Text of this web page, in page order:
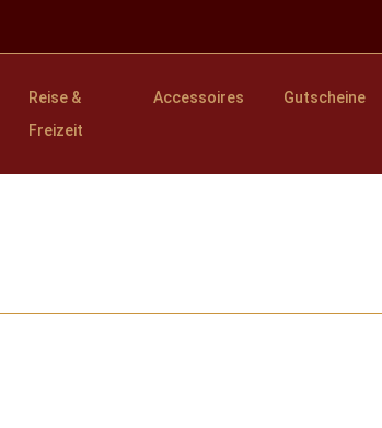
Reise &
Freizeit
Accessoires Gutscheine